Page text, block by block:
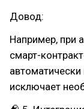
Довод:
Например, при
смарт-
автоматически
исключает